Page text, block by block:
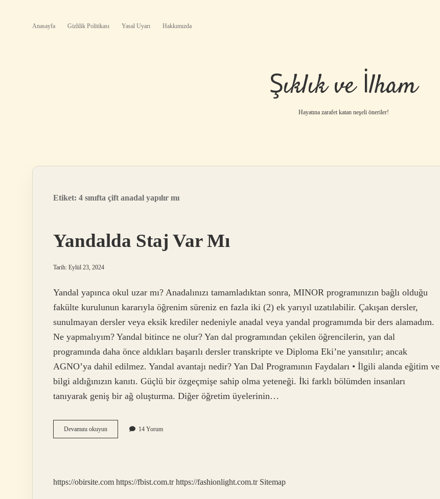
Anasayfa Gizlilik Politikası Yasal Uyarı Hakkımızda
Şıklık ve İlham
Hayatına zarafet katan neşeli öneriler!
Etiket: 4 sınıfta çift anadal yapılır mı
Yandalda Staj Var Mı
Tarih: Eylül 23, 2024
Yandal yapınca okul uzar mı? Anadalınızı tamamladıktan sonra, MINOR programınızın bağlı olduğu
fakülte kurulunun kararıyla öğrenim süreniz en fazla iki (2) ek yarıyıl uzatılabilir. Çakışan dersler,
sunulmayan dersler veya eksik krediler nedeniyle anadal veya yandal programımda bir ders alamadım.
Ne yapmalıyım? Yandal bitince ne olur? Yan dal programından çekilen öğrencilerin, yan dal
programında daha önce aldıkları başarılı dersler transkripte ve Diploma Eki’ne yansıtılır; ancak
AGNO’ya dahil edilmez. Yandal avantajı nedir? Yan Dal Programının Faydaları • İlgili alanda eğitim ve
bilgi aldığınızın kanıtı. Güçlü bir özgeçmişe sahip olma yeteneği. İki farklı bölümden insanları
tanıyarak geniş bir ağ oluşturma. Diğer öğretim üyelerinin…
Devamını okuyunYandalda
Staj
14 Yorum
https://obirsite.com https://fbist.com.tr https://fashionlight.com.tr Sitemap